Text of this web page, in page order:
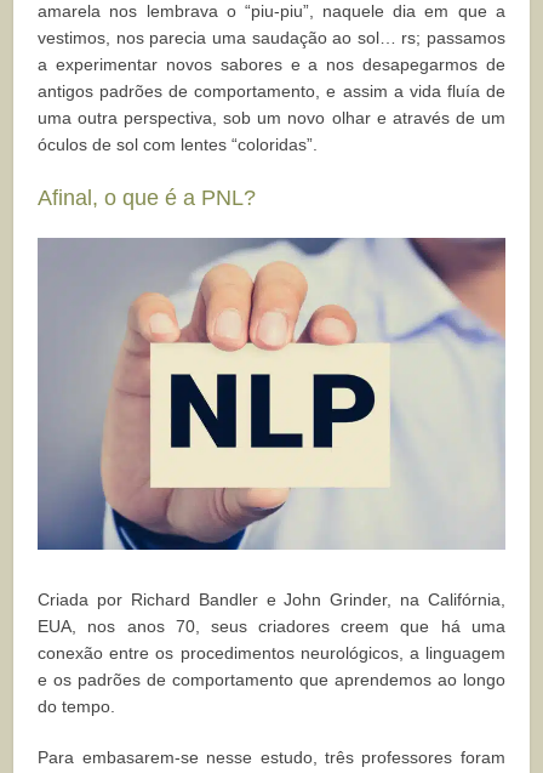
amarela nos lembrava o “piu-piu”, naquele dia em que a
vestimos, nos parecia uma saudação ao sol… rs; passamos
a experimentar novos sabores e a nos desapegarmos de
antigos padrões de comportamento, e assim a vida fluía de
uma outra perspectiva, sob um novo olhar e através de um
óculos de sol com lentes “coloridas”.
Afinal, o que é a PNL?
Criada por Richard Bandler e John Grinder, na Califórnia,
EUA, nos anos 70, seus criadores creem que há uma
conexão entre os procedimentos neurológicos, a linguagem
e os padrões de comportamento que aprendemos ao longo
do tempo.
Para embasarem-se nesse estudo, três professores foram